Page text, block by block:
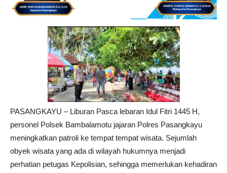
PASANGKAYU – Liburan Pasca lebaran Idul Fitri 1445 H,
personel Polsek Bambalamotu jajaran Polres Pasangkayu
meningkatkan patroli ke tempat tempat wisata. Sejumlah
obyek wisata yang ada di wilayah hukumnya menjadi
perhatian petugas Kepolisian, sehingga memerlukan kehadiran